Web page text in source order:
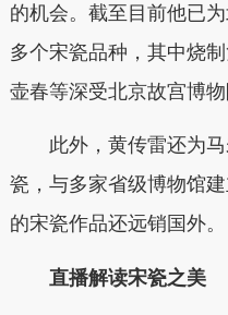
的机会。截至目前他已
多个宋瓷品种，其中烧
壶春等深受北京故宫博物
此外，黄传雷还为马
瓷，与多家省级博物馆
的宋瓷作品还远销国外。
直播解读宋瓷之美